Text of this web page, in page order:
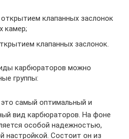
клапанных заслонок
камер;
клапанных заслонок.
карбюраторов можно
группы:
самый оптимальный и
вид карбюраторов. На фоне
особой надежностью,
настройкой. Состоит он из